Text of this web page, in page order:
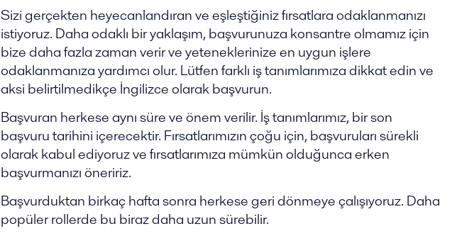
Sizi gerçekten heyecanlandıran ve eşleştiğiniz fırsatlara odaklanmanızı
istiyoruz. Daha odaklı bir yaklaşım, başvurunuza konsantre olmamız için
bize daha fazla zaman verir ve yeteneklerinize en uygun işlere
odaklanmanıza yardımcı olur. Lütfen farklı iş tanımlarımıza dikkat edin ve
aksi belirtilmedikçe İngilizce olarak başvurun.
Başvuran herkese aynı süre ve önem verilir. İş tanımlarımız, bir son
başvuru tarihini içerecektir. Fırsatlarımızın çoğu için, başvuruları sürekli
olarak kabul ediyoruz ve fırsatlarımıza mümkün olduğunca erken
başvurmanızı öneririz.
Başvurduktan birkaç hafta sonra herkese geri dönmeye çalışıyoruz. Daha
popüler rollerde bu biraz daha uzun sürebilir.